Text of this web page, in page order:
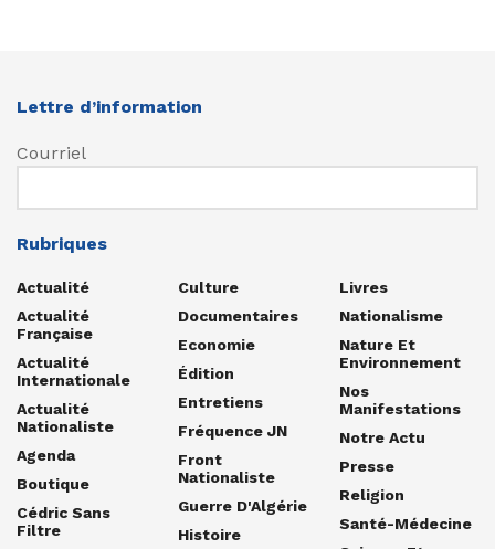
Lettre d’information
Courriel
Rubriques
Actualité
Actualité
Française
Actualité
Internationale
Actualité
Nationaliste
Agenda
Boutique
Cédric Sans
Filtre
Culture
Documentaires
Economie
Édition
Entretiens
Fréquence JN
Front
Nationaliste
Guerre D'Algérie
Histoire
Livres
Nationalisme
Nature Et
Environnement
Nos
Manifestations
Notre Actu
Presse
Religion
Santé-Médecine